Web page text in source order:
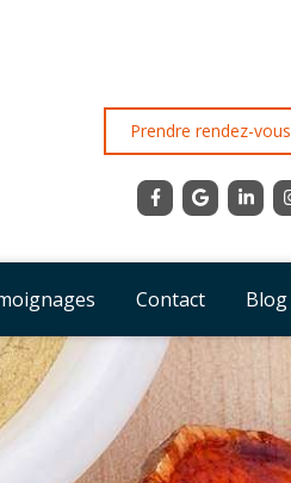
Prendre rendez-vous
Contact Blog